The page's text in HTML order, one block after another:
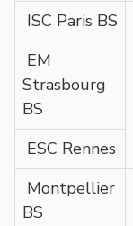
ISC Paris BS
EM
Strasbourg
BS
ESC Rennes
Montpellier
BS